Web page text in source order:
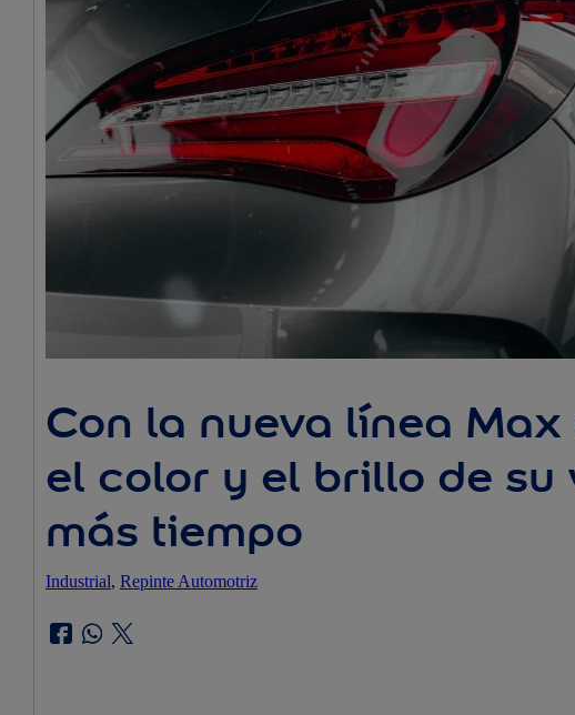
Con la nueva línea
el color y el brillo de
más tiempo
Industrial, Repinte Automotriz